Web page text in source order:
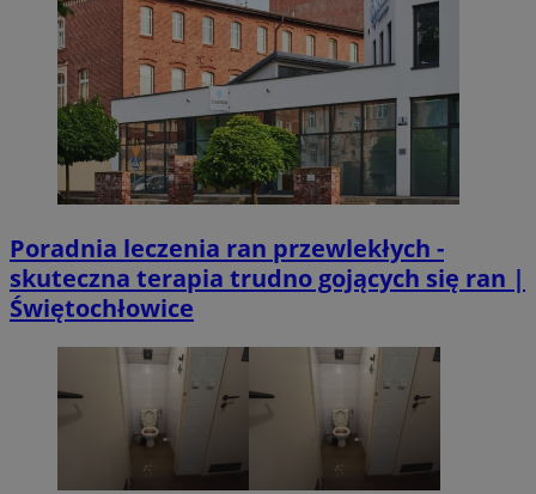
Poradnia leczenia ran przewlekłych -
skuteczna terapia trudno gojących się ran |
Świętochłowice